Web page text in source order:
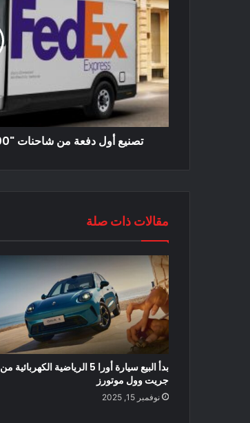
تصنيع أول دفعة من شاحنات "BrightDrop EV600" من جنرال موتورز
مقالات ذات صلة
بدأ البيع سيارة أورا 5 الرياضية الكهربائية من
جريت وول موتورز
نوفمبر 15, 2025